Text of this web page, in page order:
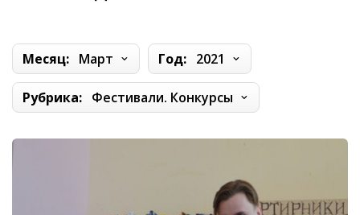
Месяц: Март Год: 2021
Рубрика: Фестивали. Конкурсы